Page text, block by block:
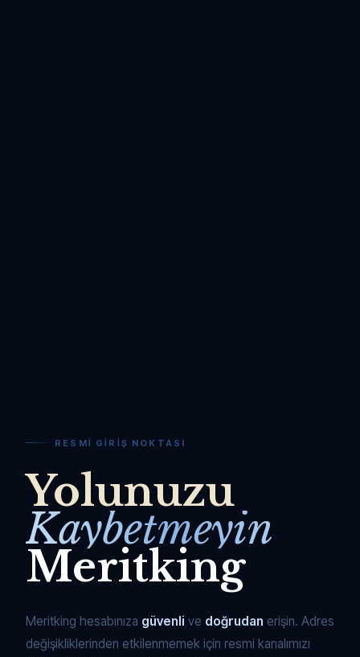
RESMI GIRIŞ NOKTASI
Yolunuzu
Kaybetmeyin
Meritking
Meritking hesabınıza güvenli ve doğrudan erişin. Adres
değişikliklerinden etkilenmemek için resmi kanalımızı